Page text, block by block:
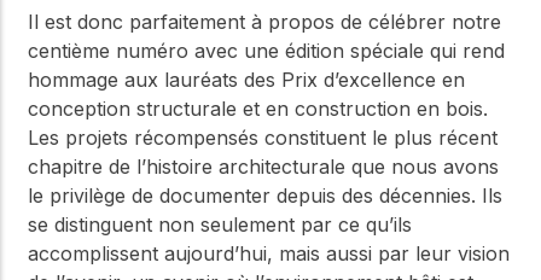
Il est donc parfaitement à propos de célébrer notre
centième numéro avec une édition spéciale qui rend
hommage aux lauréats des Prix d’excellence en
conception structurale et en construction en bois.
Les projets récompensés constituent le plus récent
chapitre de l’histoire architecturale que nous avons
le privilège de documenter depuis des décennies. Ils
se distinguent non seulement par ce qu’ils
accomplissent aujourd’hui, mais aussi par leur vision